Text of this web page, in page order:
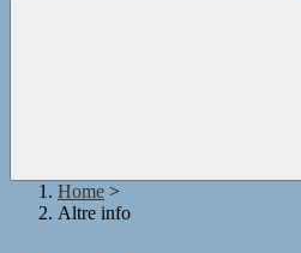
Home >
Altre info